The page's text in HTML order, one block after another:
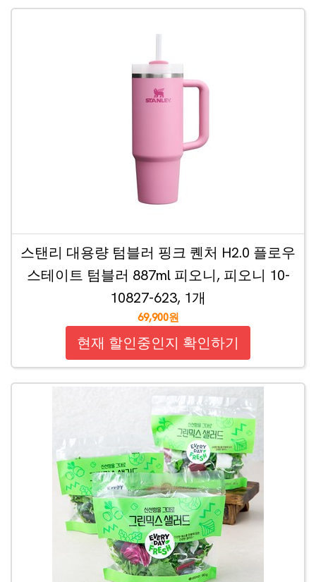
스탠리 대용량 텀블러 핑크 퀜처 H2.0 플로우
스테이트 텀블러 887ml 피오니, 피오니 10-
10827-623, 1개
69,900원
현재 할인중인지 확인하기